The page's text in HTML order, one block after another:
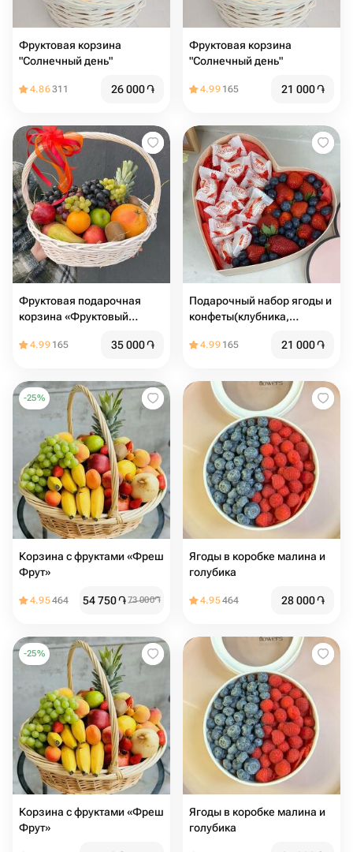
Фруктовая корзина
"Солнечный день"
4.86311 26 000֏
Фруктовая корзина
"Солнечный день"
4.99 165 21 000֏
Фруктовая подарочная
корзина «Фруктовый
4.99 165 35 000֏
Подарочный набор ягоды и
конфеты(клубника,
коробке сердце ♥️
4.99 165 21 000֏
-25%
Корзина с фруктами «Фреш
Фрут»
4.95464 54 750֏73 000֏
Ягоды в коробке малина и
голубика
4.95464 28 000֏
-25%
Корзина с фруктами «Фреш
Фрут»
Ягоды в коробке малина и
голубика